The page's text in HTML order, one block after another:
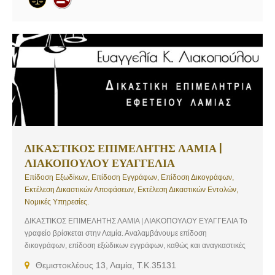
ΔΙΚΑΣΤΙΚΟΣ ΕΠΙΜΕΛΗΤΗΣ ΛΑΜΙΑ |
ΛΙΑΚΟΠΟΥΛΟΥ ΕΥΑΓΓΕΛΙΑ
Επίδοση Εξωδίκων, Επίδοση Εγγράφων, Επίδοση Δικογράφων,
Εκτέλεση Δικαστικών Αποφάσεων, Εκτέλεση Δικαστικών Εντολών,
Νομικές Υπηρεσίες.
ΔΙΚΑΣΤΙΚΟΣ ΕΠΙΜΕΛΗΤΗΣ ΛΑΜΙΑ | ΛΙΑΚΟΠΟΥΛΟΥ ΕΥΑΓΓΕΛΙΑ Το
γραφείο βρίσκεται στην Λαμία. Αναλαμβάνουμε επίδοση
δικογράφων, επίδοση εξώδικων εγγράφων, καθώς και αναγκαστικές
Επίδοση Εξωδίκων, Επίδοση Εγγράφων, Επίδοση Δικογράφων,
Θεμιστοκλέους 13, Λαμία, Τ.Κ.35131